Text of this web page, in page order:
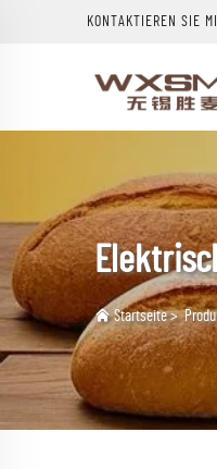
KONTAKTIEREN SIE
Startseite>